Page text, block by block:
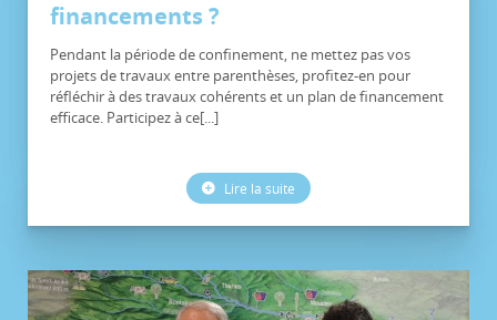
financements ?
Pendant la période de confinement, ne mettez pas vos
projets de travaux entre parenthèses, profitez-en pour
réfléchir à des travaux cohérents et un plan de financement
efficace. Participez à ce[...]
Lire la suite